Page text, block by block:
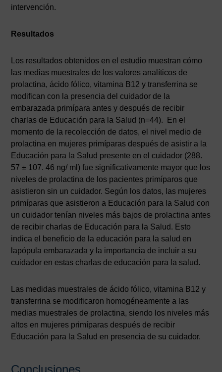
intervención.
Resultados
Los resultados obtenidos en el estudio muestran cómo
las medias muestrales de los valores analíticos de
prolactina, ácido fólico, vitamina B12 y transferrina se
modifican con la presencia del cuidador de la
embarazada primípara antes y después de recibir
charlas de Educación para la Salud (n=44). En el
momento de la recolección de datos, el nivel medio de
prolactina en mujeres primíparas después de asistir a la
Educación para la Salud presente en el cuidador (288.
57 ± 107. 46 ng/ ml) fue significativamente mayor que los
niveles de prolactina de los pacientes primíparos que
asistieron sin un cuidador. Según los datos, las mujeres
primíparas que asistieron a Educación para la Salud con
un cuidador tenían niveles más bajos de prolactina antes
de recibir charlas de Educación para la Salud. Esto
indica el beneficio de la educación para la salud en
lapópula embarazada y la importancia de incluir a su
cuidador en estas charlas de educación para la salud.
Las medidas muestrales de ácido fólico, vitamina B12 y
transferrina se modificaron homogéneamente a las
medias muestrales de prolactina, siendo los niveles más
altos en mujeres primíparas después de recibir
Educación para la Salud en presencia de su cuidador.
Conclusiones